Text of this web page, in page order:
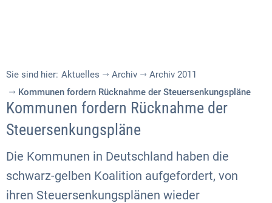
Sie sind hier: Aktuelles Archiv
Archiv 2011
Kommunen fordern Rücknahme der Steuersenkungspläne
Kommunen fordern Rücknahme der
Steuersenkungspläne
Die Kommunen in Deutschland haben die
schwarz-gelben Koalition aufgefordert, von
ihren Steuersenkungsplänen wieder